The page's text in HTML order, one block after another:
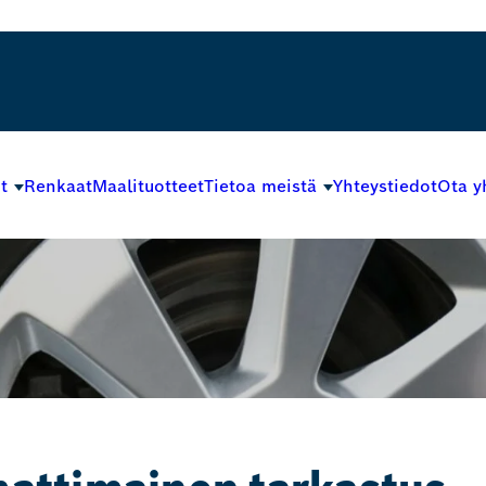
RenkaatMaalituotteetTietoa meistä YhteystiedotOta